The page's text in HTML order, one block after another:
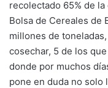
recolectado 65% de
Bolsa de Cereales de
millones de
cosechar, 5 de los
donde por muchos
pone en duda no solo